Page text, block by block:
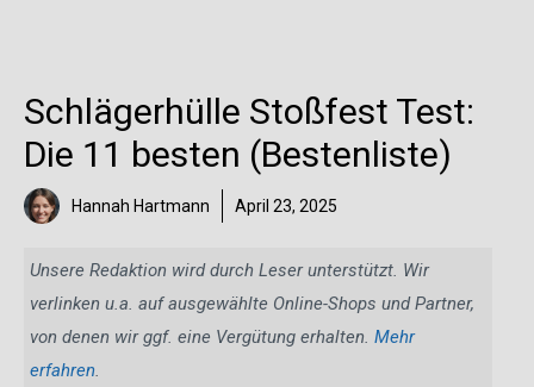
Schlägerhülle Stoßfest Test:
Die 11 besten (Bestenliste)
Hannah Hartmann April 23, 2025
Unsere Redaktion wird durch Leser unterstützt. Wir
verlinken u.a. auf ausgewählte Online-Shops und Partner,
von denen wir ggf. eine Vergütung erhalten. Mehr
erfahren.